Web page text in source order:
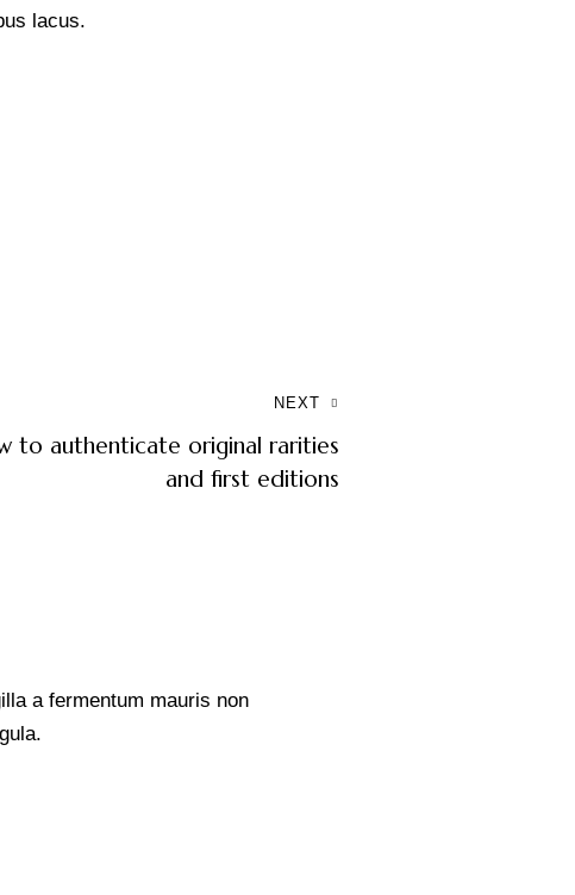
lacus.
NEXT
to authenticate original rarities
and first editions
a fermentum mauris non